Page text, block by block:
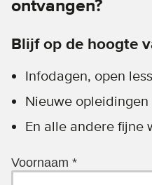
ontvangen?
Blijf op de hoogte
Infodagen, open
Nieuwe opleidingen
En alle andere fijne